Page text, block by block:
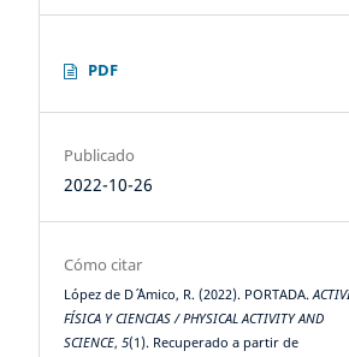
PDF
Publicado
2022-10-26
Cómo citar
López de D´ ´Amico, R. (2022). PORTADA.
FÍSICA Y CIENCIAS / PHYSICAL ACTIVITY AND
SCIENCE,5(1). Recuperado a partir de